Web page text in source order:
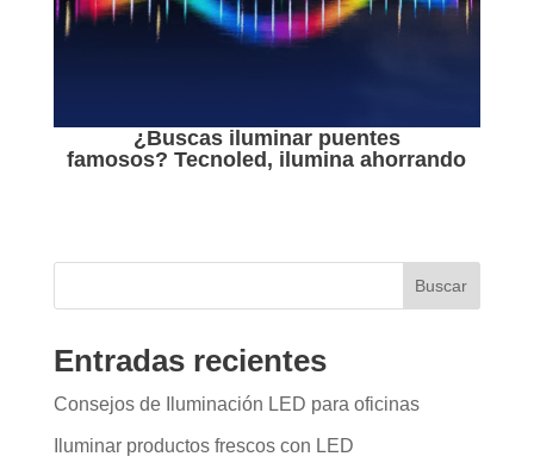
¿Buscas iluminar puentes
famosos?Tecnoled, ilumina ahorrando
Buscar
Entradas recientes
Consejos de Iluminación LED para oficinas
Iluminar productos frescos con LED